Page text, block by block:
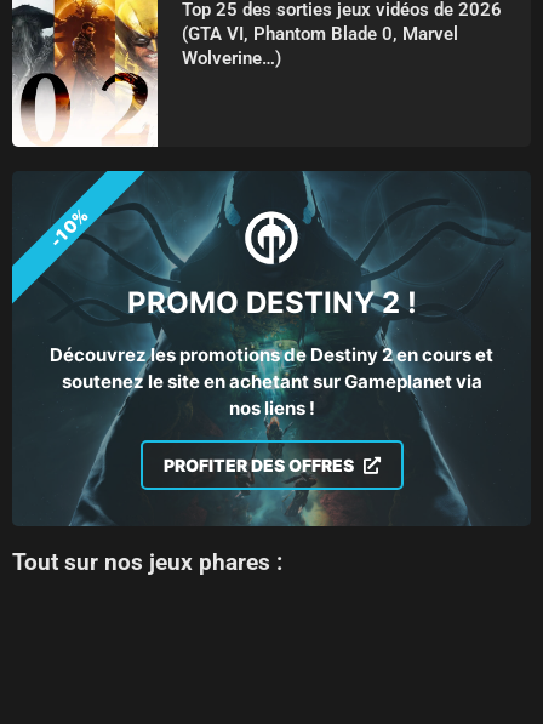
Top 25 des sorties jeux vidéos de 2026
(GTA VI, Phantom Blade 0, Marvel
Wolverine…)
PROMO DESTINY 2 !
Découvrez les promotions de Destiny 2 en cours et
soutenez le site en achetant sur Gameplanet via
nos liens !
PROFITER DES OFFRES
-10%
Tout sur nos jeux phares :